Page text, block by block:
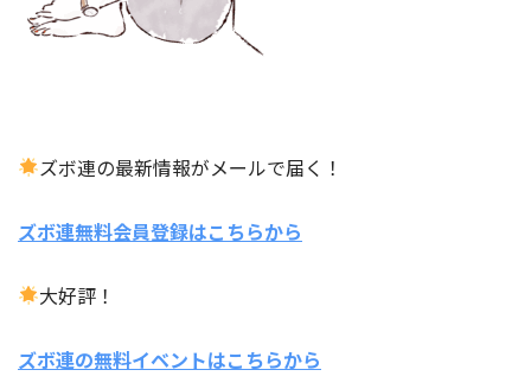
ズボ連の最新情報がメールで届く！
ズボ連無料会員登録はこちらから
大好評！
ズボ連の無料イベントはこちらから